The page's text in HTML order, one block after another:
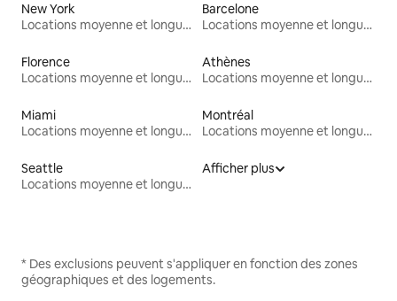
New York
Locations moyenne et longue durée
Barcelone
Locations moyenne et longue durée
Florence
Locations moyenne et longue durée
Athènes
Locations moyenne et longue durée
Miami
Locations moyenne et longue durée
Montréal
Locations moyenne et longue durée
Seattle
Locations moyenne et longue durée
Afficher plus
* Des exclusions peuvent s'appliquer en fonction des zones
géographiques et des logements.